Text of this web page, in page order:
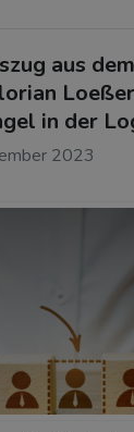
aus
in der
2023